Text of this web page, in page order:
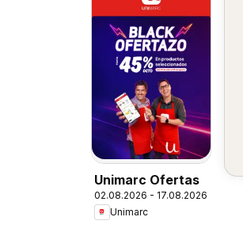
Unimarc Ofertas
02.08.2026 - 17.08.2026
Unimarc